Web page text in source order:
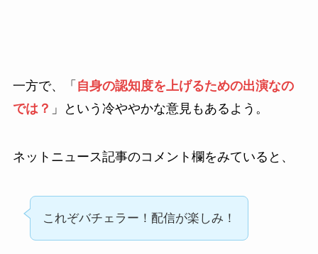
一方で、「 自身の認知度を上げるための出演なの
では？ 」という冷ややかな意見もあるよう。
ネットニュース記事のコメント欄をみていると、
これぞバチェラー！配信が楽しみ！